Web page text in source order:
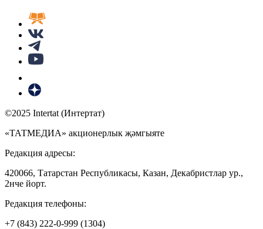
©2025 Intertat (Интертат)
«ТАТМЕДИА» акционерлык җәмгыяте
Редакция адресы:
420066, Татарстан Республикасы, Казан, Декабристлар ур.,
2нче йорт.
Редакция телефоны:
+7 (843) 222-0-999 (1304)